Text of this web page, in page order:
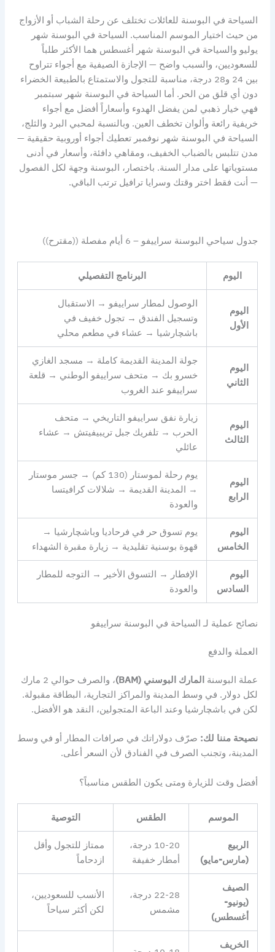
السياحة في البوسنة للعائلات تختلف عن رحلة الشباب أو الأزواج
من حيث اختيار الموسم المناسب. السياحة في البوسنة شهر
يوليو والسياحة في البوسنة شهر أغسطس هما الأكثر طلباً
للسعوديين، والسبب واضح — الإجازة الصيفية مع أجواء تتراوح
بين 24 و28 درجة، مناسبة للتجول والاستمتاع بالطبيعة الخضراء
دون أي قلق من الحر. أما السياحة في البوسنة شهر سبتمبر
فهي خيار ذهبي لمن يفضل الهدوء وأسعاراً أفضل مع أجواء
خريفية رائعة وألوان تخطف العين. وبالنسبة لمحبي البرد والثلج،
السياحة في البوسنة شهر نوفمبر تعطيك أجواء أوروبية حقيقية —
مدن تتلبس بالضباب الخفيف، ومقاهي دافئة، وأسعار في أدنى
مستوياتها على مدار السنة. باختصار، البوسنة وجهة لكل الفصول
— أنت فقط اختر وقتك وسرايا ترافيل ترتب الباقي.
جدول سياحي البوسنة سراييفو – 6 أيام مفصلة ((مقترح))
اليوم البرنامج التفصيلي
اليوم
الأول
الوصول لمطار سراييفو → الاستقبال
وتسجيل الفندق → تجول خفيف في
باشچارشيا → عشاء في مطعم محلي
اليوم
الثاني
جولة المدينة القديمة كاملة → مسجد الغازي
خسرو بك → متحف سراييفو الوطني → قلعة
سراييفو عند الغروب
اليوم
الثالث
زيارة نفق سراييفو التاريخي → متحف
الحرب → تلفريك جبل تريبيفيتش → عشاء
عائلي
اليوم
الرابع
يوم رحلة لموستار (130 كم) → جسر موستار
→ المدينة القديمة → شلالات كرافيتسا
والعودة
اليوم
الخامس
يوم تسوق حر في فرحاديا وباشچارشيا →
قهوة بوسنية تقليدية → زيارة مقبرة الشهداء
اليوم
السادس
الإفطار → التسوق الأخير → التوجه للمطار
والعودة
نصائح عملية لـ السياحة في البوسنة سراييفو
العملة والدفع
عملة البوسنة المارك البوسني (BAM)
، والصرف حوالي 2 مارك
لكل دولار. في وسط المدينة والمراكز التجارية، البطاقة مقبولة.
لكن في باشچارشيا وعند الباعة المتجولين، النقد هو الأفضل.
نصيحة مننا لك: صرّف دولاراتك في صرافات المطار أو في وسط
المدينة، وتجنب الصرف في الفنادق لأن السعر أعلى.
أفضل وقت للزيارة ومتى يكون الطقس مناسباً؟
الموسم الطقس التوصية
الربيع
(مارس-مايو)
10-20 درجة،
أمطار خفيفة
ممتاز للتجول وأقل
ازدحاماً
الصيف
(يونيو-
أغسطس)
22-28 درجة،
مشمس
الأنسب للسعوديين،
لكن أكثر سياحاً
الخريف